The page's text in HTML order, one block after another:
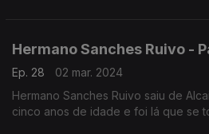
Hermano Sanches Ruivo -
Ep. 28
02 mar. 2024
Hermano Sanches Ruivo saiu de
cinco anos de idade e foi lá que se